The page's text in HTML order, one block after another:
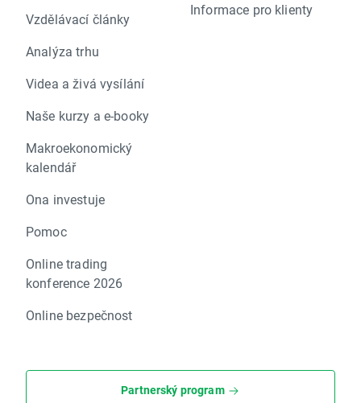
Vzdělávací články
Analýza trhu
Videa a živá vysílání
Naše kurzy a e-booky
Makroekonomický
kalendář
Ona investuje
Pomoc
Online trading
konference 2026
Online bezpečnost
Informace pro klienty
Partnerský program